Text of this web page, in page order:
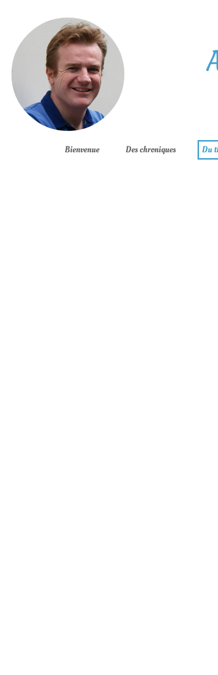
brightness_1
Bienvenue Des chroniques Du